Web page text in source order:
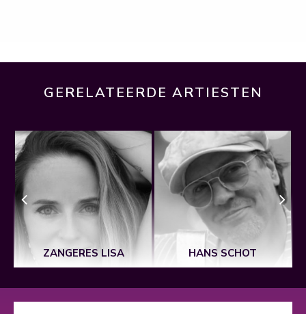
GERELATEERDE ARTIESTEN
ZANGERES LISA HANS SCHOT